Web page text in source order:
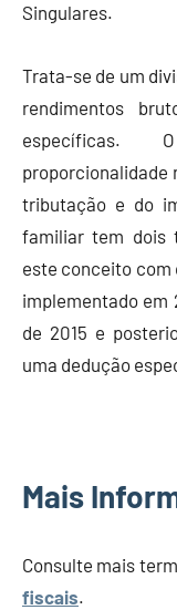
Singulares.
Trata-se de um
rendimentos
específicas.
proporcionalidade
tributação e do
familiar tem dois
este conceito com
implementado em
de 2015 e
uma dedução
Mais
Consulte mais
fiscais.